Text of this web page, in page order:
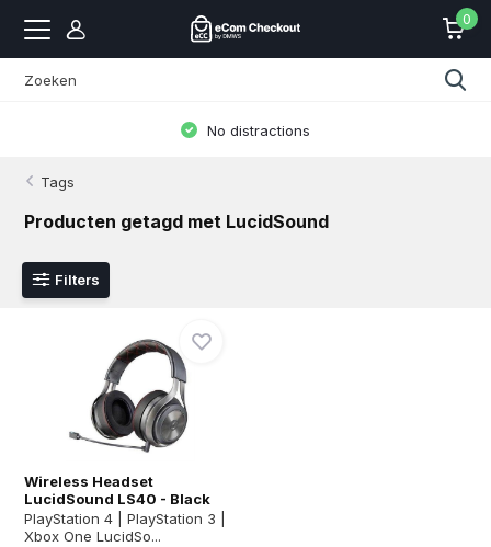
0
No distractions
Tags
Producten getagd met LucidSound
Filters
Wireless Headset
LucidSound LS40 - Black
PlayStation 4 | PlayStation 3 |
Xbox One LucidSo...